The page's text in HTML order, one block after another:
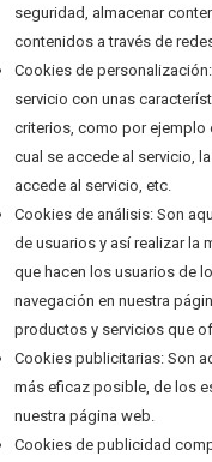
seguridad, almacenar
contenidos a través de
Cookies de
servicio con unas
criterios, como por ejemplo
cual se accede al servicio,
accede al servicio, etc.
Cookies de análisis: Son
de usuarios y así realizar la
que hacen los usuarios de
navegación en nuestra
productos y servicios que
Cookies publicitarias: Son
más eficaz posible, de los
nuestra página web.
Cookies de publicidad